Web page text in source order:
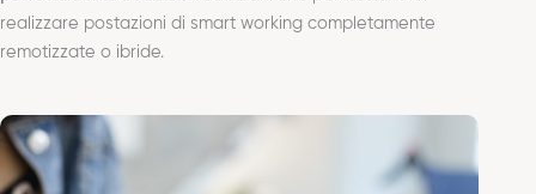
realizzare postazioni di smart working completamente
remotizzate o ibride.